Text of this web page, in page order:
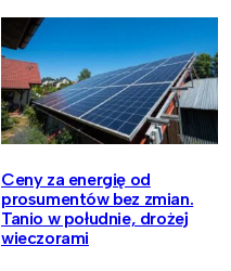
Ceny za energię od
prosumentów bez zmian.
Tanio w południe, drożej
wieczorami